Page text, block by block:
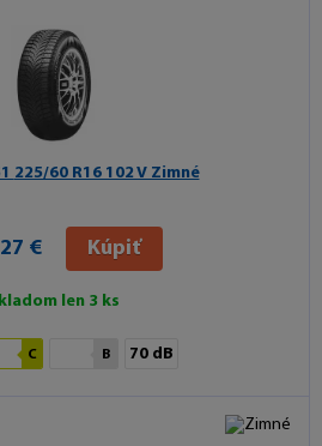
225/60 R16 102 V Zimné
€ Kúpiť
len 3 ks
C B 70 dB